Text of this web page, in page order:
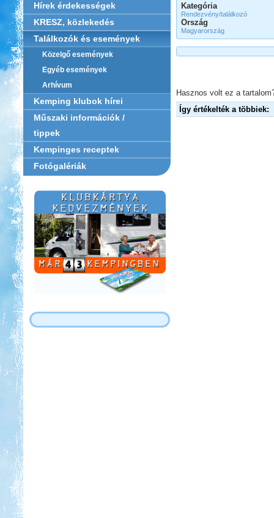
Hírek érdekességek
KRESZ, közlekedés
Találkozók és események
Közelgő események
Egyéb események
Arhívum
Kemping klubok hírei
Műszaki információk /
tippek
Kempinges receptek
Fotógalériák
Kategória
Rendezvény/találkozó
Ország
Magyarország
Hasznos volt ez a
Így értékelték a többiek: